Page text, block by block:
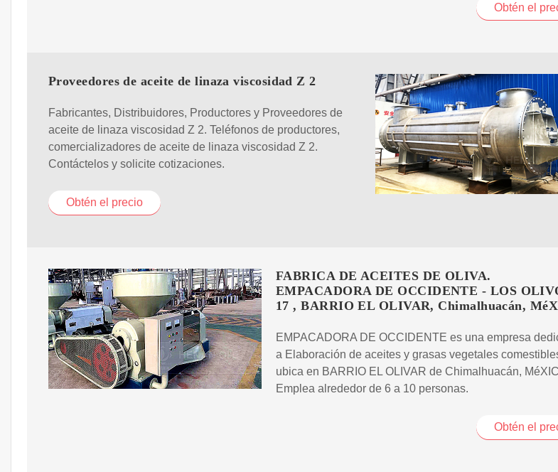
Obtén el
Proveedores de aceite de linaza viscosidad Z 2
Fabricantes, Distribuidores, Productores y Proveedores de
aceite de linaza viscosidad Z 2. Teléfonos de productores,
comercializadores de aceite de linaza viscosidad Z 2.
Contáctelos y solicite cotizaciones.
Obtén el precio
FABRICA DE ACEITES DE OLIVA.
EMPACADORA DE OCCIDENTE - LOS
17 , BARRIO EL OLIVAR, Chimalhuacán,
EMPACADORA DE OCCIDENTE es una empresa
a Elaboración de aceites y grasas vegetales
ubica en BARRIO EL OLIVAR de Chimalhuacán,
Emplea alrededor de 6 a 10 personas.
Obtén el